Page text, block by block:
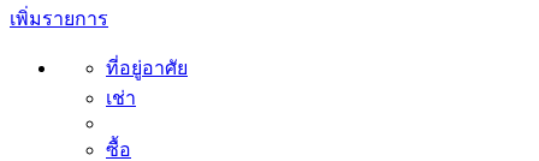
เพิ่มรายการ
ที่อยู่อาศัย
เช่า
ซื้อ